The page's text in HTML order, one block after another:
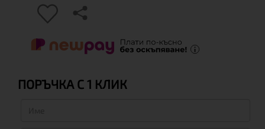
ПОРЪЧКА С 1 КЛИК